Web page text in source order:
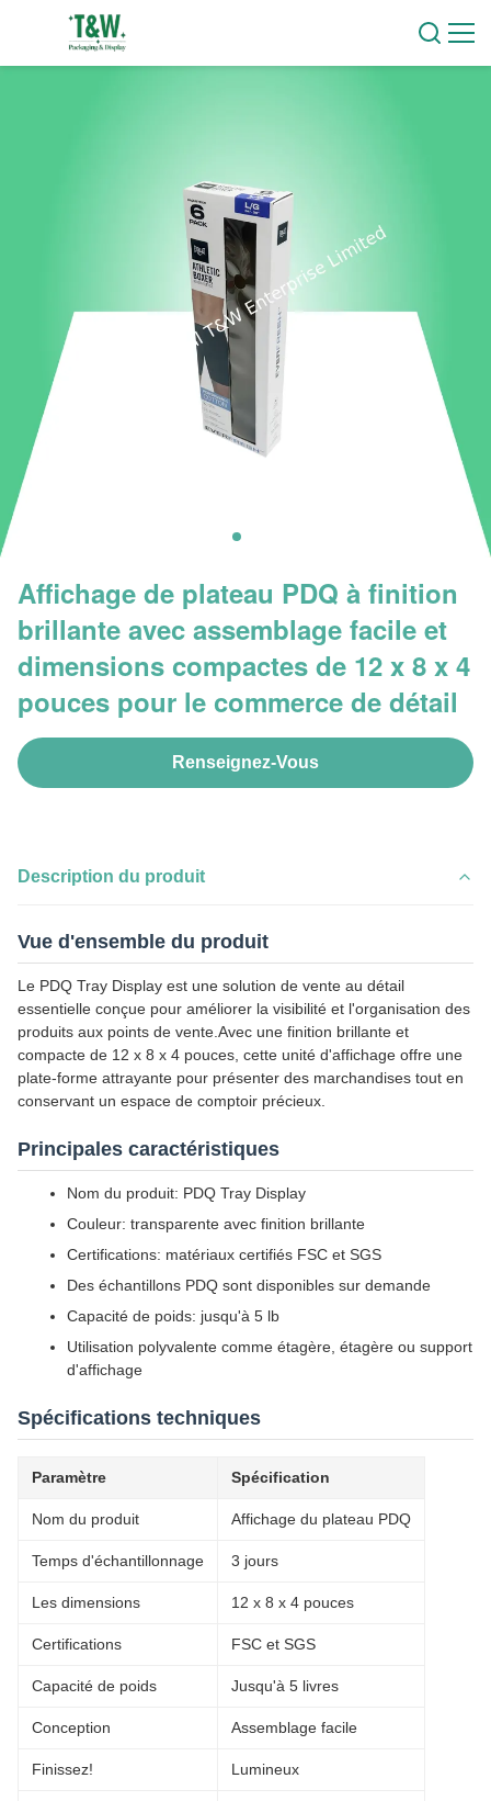
Affichage de plateau PDQ à finition
brillante avec assemblage facile et
dimensions compactes de 12 x 8 x 4
pouces pour le commerce de détail
Renseignez-Vous
Description du produit
Vue d'ensemble du produit
Le PDQ Tray Display est une solution de vente au détail
essentielle conçue pour améliorer la visibilité et l'organisation des
produits aux points de vente.Avec une finition brillante et
compacte de 12 x 8 x 4 pouces, cette unité d'affichage offre une
plate-forme attrayante pour présenter des marchandises tout en
conservant un espace de comptoir précieux.
Principales caractéristiques
Nom du produit: PDQ Tray Display
Couleur: transparente avec finition brillante
Certifications: matériaux certifiés FSC et SGS
Des échantillons PDQ sont disponibles sur demande
Capacité de poids: jusqu'à 5 lb
Utilisation polyvalente comme étagère, étagère ou support
d'affichage
Spécifications techniques
Paramètre Spécification
Nom du produit Affichage du plateau PDQ
Temps d'échantillonnage 3 jours
Les dimensions 12 x 8 x 4 pouces
Certifications FSC et SGS
Capacité de poids Jusqu'à 5 livres
Conception Assemblage facile
Finissez! Lumineux